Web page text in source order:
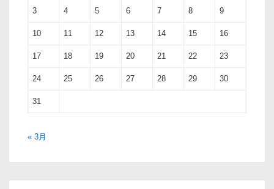
3 4 5 6 7 8 9
10 11 12 13 14 15 16
17 18 19 20 21 22 23
24 25 26 27 28 29 30
31
« 3月